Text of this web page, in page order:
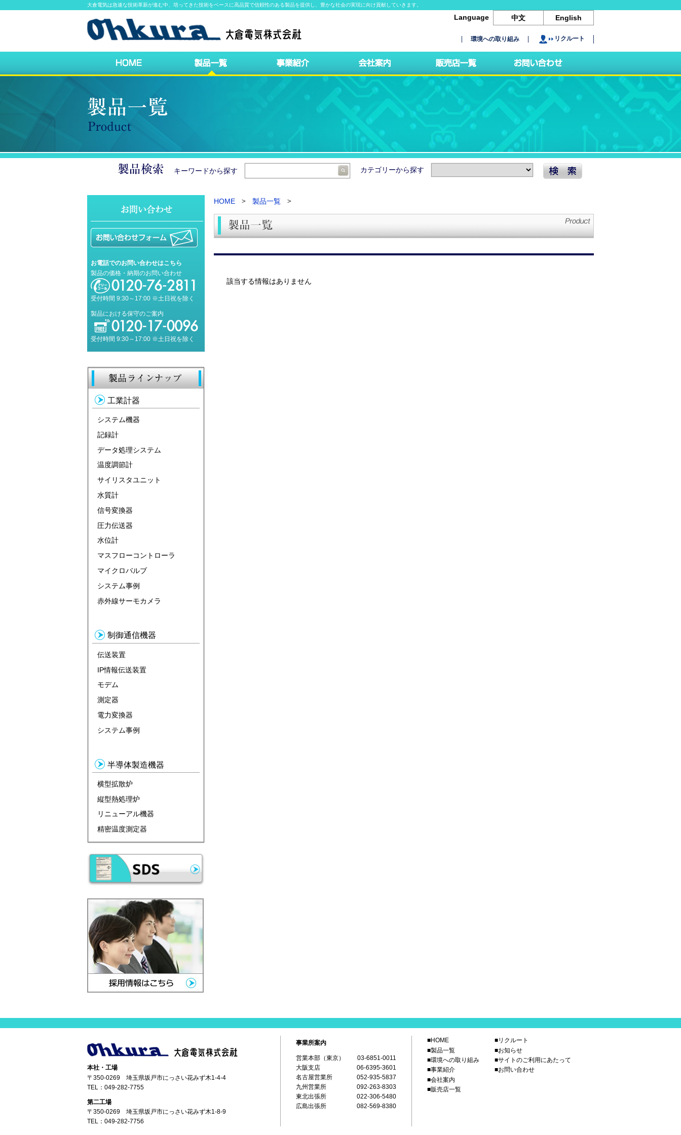
大倉電気は急速な技術革新が進む中、培ってきた技術をベースに高品質で信頼性のある製品を提供し、豊かな社会の実現に向け貢献していきます。
Language 中文 English
環境への取り組み リクルート
キーワードから探す カテゴリーから探す
HOME 製品一覧
該当する情報はありません
お電話でのお問い合わせはこちら
製品の価格・納期のお問い合わせ
受付時間 9:30～17:00 ※土日祝を除く
製品における保守のご案内
受付時間 9:30～17:00 ※土日祝を除く
工業計器
システム機器
記録計
データ処理システム
温度調節計
サイリスタユニット
水質計
信号変換器
圧力伝送器
水位計
マスフローコントローラ
マイクロバルブ
システム事例
赤外線サーモカメラ
制御通信機器
伝送装置
IP情報伝送装置
モデム
測定器
電力変換器
システム事例
半導体製造機器
横型拡散炉
縦型熱処理炉
リニューアル機器
精密温度測定器
本社・工場
〒350-0269 埼玉県坂戸市にっさい花みず木1-4-4
TEL： 049-282-7755
第二工場
〒350-0269 埼玉県坂戸市にっさい花みず木1-8-9
TEL： 049-282-7756
事業所案内
営業本部（東京）
03-6851-0011
大阪支店
06-6395-3601
名古屋営業所
052-935-5837
九州営業所
092-263-8303
東北出張所
022-306-5480
広島出張所
082-569-8380
■HOME
■製品一覧
■環境への取り組み
■事業紹介
■会社案内
■販売店一覧
■リクルート
■お知らせ
■サイトのご利用にあたって
■お問い合わせ